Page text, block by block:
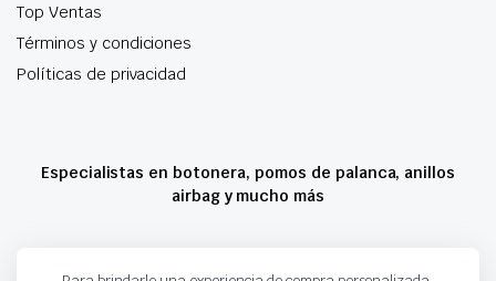
Top Ventas
Términos y condiciones
Políticas de privacidad
Especialistas en botonera, pomos de palanca, anillos
airbag y mucho más
Copyright 2024 © Motorche Autoparts. Todos los derechos reservados